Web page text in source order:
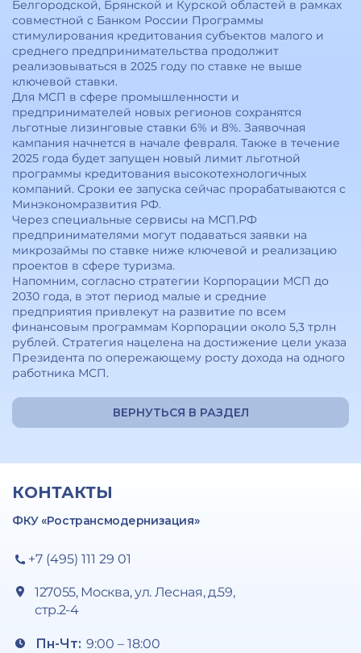
Белгородской, Брянской и Курской областей в рамках
совместной с Банком России Программы
стимулирования кредитования субъектов малого и
среднего предпринимательства продолжит
реализовываться в 2025 году по ставке не выше
ключевой ставки.
Для МСП в сфере промышленности и
предпринимателей новых регионов сохранятся
льготные лизинговые ставки 6% и 8%. Заявочная
кампания начнется в начале февраля. Также в течение
2025 года будет запущен новый лимит льготной
программы кредитования высокотехнологичных
компаний. Сроки ее запуска сейчас прорабатываются с
Минэкономразвития РФ.
Через специальные сервисы на МСП.РФ
предпринимателями могут подаваться заявки на
микрозаймы по ставке ниже ключевой и реализацию
проектов в сфере туризма.
Напомним, согласно стратегии Корпорации МСП до
2030 года, в этот период малые и средние
предприятия привлекут на развитие по всем
финансовым программам Корпорации около 5,3 трлн
рублей. Стратегия нацелена на достижение цели указа
Президента по опережающему росту дохода на одного
работника МСП.
ВЕРНУТЬСЯ В РАЗДЕЛ
КОНТАКТЫ
ФКУ «Ространсмодернизация»
+7 (495) 111 29 01
127055, Москва, ул. Лесная, д.59,
стр.2-4
Пн-Чт: 9:00 – 18:00